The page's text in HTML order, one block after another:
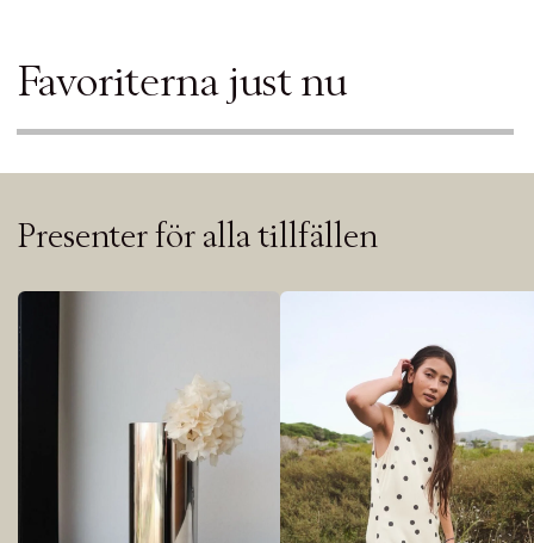
Favoriterna just nu
Presenter för alla tillfällen